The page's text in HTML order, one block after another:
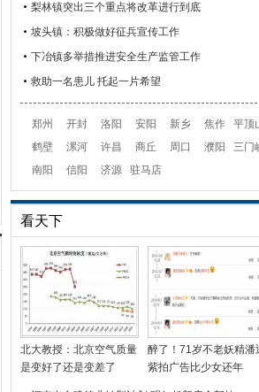
梨林镇突出三个重点将改革进行到底
坡头镇：积极做好征兵宣传工作
下冶镇多举措推进安全生产监管工作
救助一名患儿 托起一片希望
郑州 开封 洛阳 安阳 新乡 焦作
平顶
鹤壁
漯河 许昌 商丘 周口 濮阳
三门
南阳
信阳 济源 驻马店
看天下
北大教授：北京空气质量
是变好了还是变差了
醉了！71岁不老妖精潘
紫拍广告比少女还年